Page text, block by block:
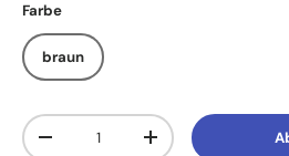
Farbe
braun
Anzahl
Menge verringernMenge erhöhen